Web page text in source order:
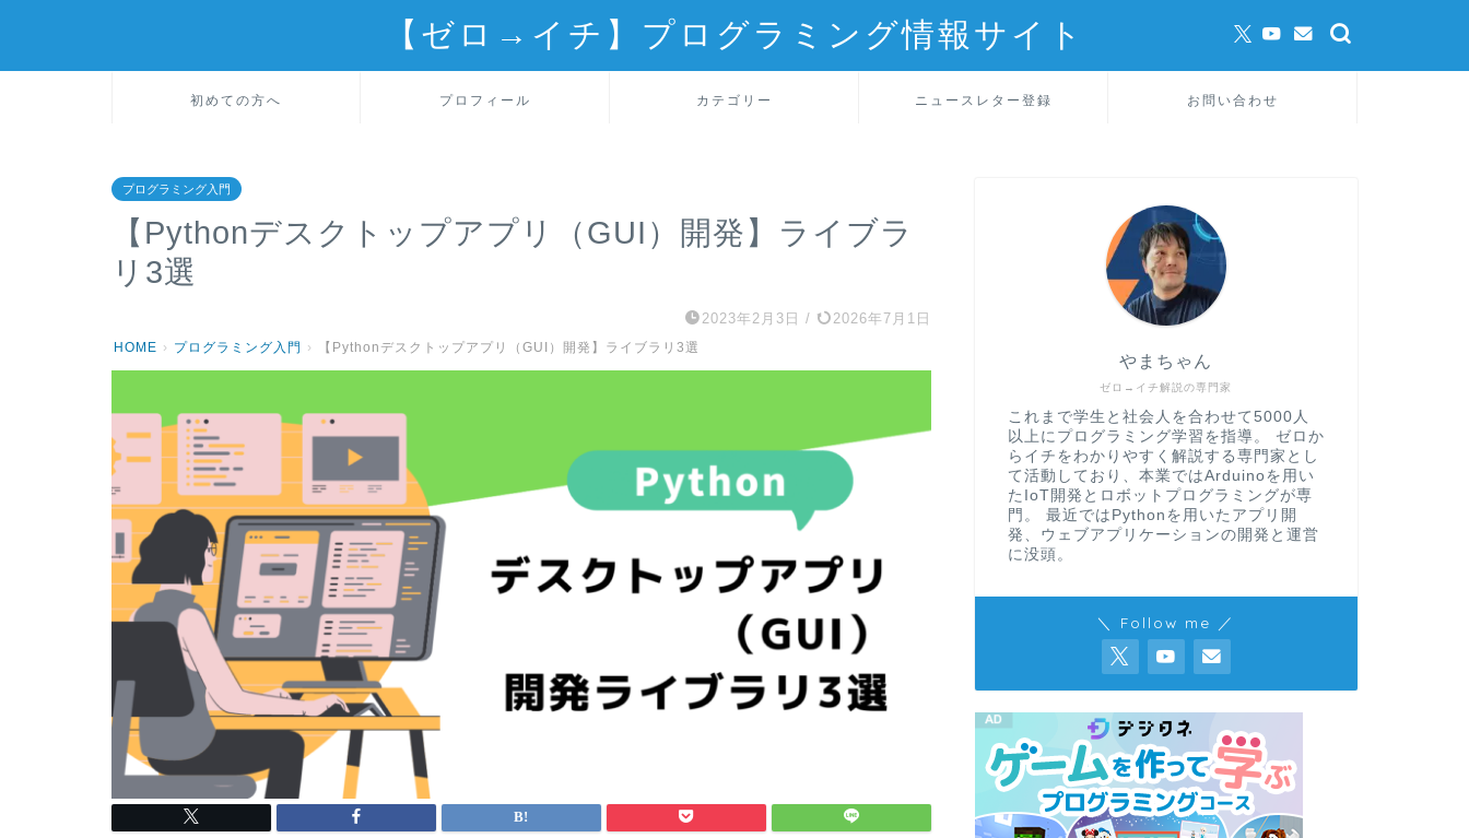
【ゼロ→イチ】プログラミング情報サイト
初めての方へ プロフィール カテゴリー ニュースレター登録 お問い合わせ
プログラミング入門
【Pythonデスクトップアプリ（GUI）開発】ライブラ
リ3選
2023年2月3日 / 2026年7月1日
HOME › プログラミング入門 › 【Pythonデスクトップアプリ（GUI）開発】ライブラリ3選
ゼロ→イチ解説の専門家
やまちゃん
これまで学生と社会人を合わせて5000人
以上にプログラミング学習を指導。 ゼロか
らイチをわかりやすく解説する専門家とし
て活動しており、本業ではArduinoを用い
たIoT開発とロボットプログラミングが専
門。 最近ではPythonを用いたアプリ開
発、ウェブアプリケーションの開発と運営
に没頭。
＼ Follow me ／